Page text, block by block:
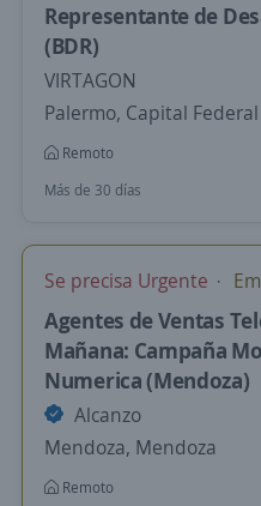
Representante de
(BDR)
VIRTAGON
Palermo, Capital Federal
Remoto
Más de 30 días
Se precisa Urgente
Agentes de Ventas
Mañana: Campaña
Numerica (Mendoza)
Alcanzo
Mendoza, Mendoza
Remoto